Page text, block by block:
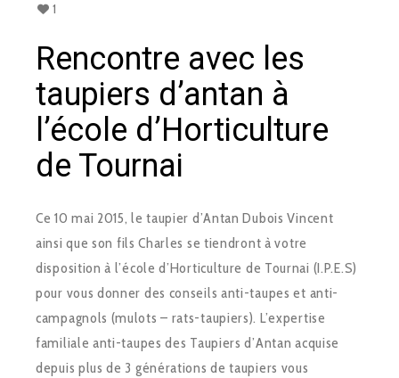
1
Rencontre avec les
taupiers d’antan à
l’école d’Horticulture
de Tournai
Ce 10 mai 2015, le taupier d’Antan Dubois Vincent
ainsi que son fils Charles se tiendront à votre
disposition à l’école d’Horticulture de Tournai (I.P.E.S)
pour vous donner des conseils anti-taupes et anti-
campagnols (mulots – rats-taupiers). L’expertise
familiale anti-taupes des Taupiers d’Antan acquise
depuis plus de 3 générations de taupiers vous